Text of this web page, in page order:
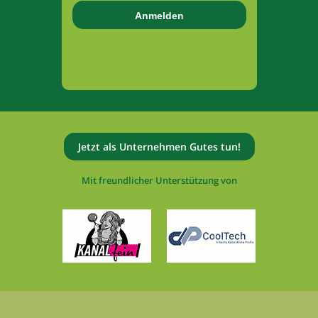
Jetzt als Unternehmen Gutes tun!
Mit freundlicher Unterstützung von